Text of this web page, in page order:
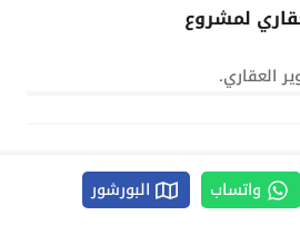
لمشروع
العقاري.
واتساب البورشور